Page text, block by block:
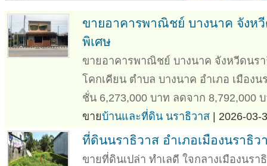
ขายอาคารพาณิชย์ บางนาค จังห
พิเศษ
ขายอาคารพาณิชย์ บางนาค จังหวีดนร
โคกเคียน ตำบล บางนาค อำเภอ เมือง
ชั่น 6,273,000 บาท ลดจาก 8,792,000
ขายบ้านและที่ดิน นราธิวาส | 2026-03-
ที่ดินนราธิวาส อำเภอเมืองนราธิ
ขายที่ดินเปล่า ทำเลดี ใจกลางเมืองนร